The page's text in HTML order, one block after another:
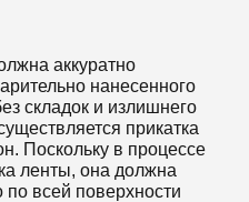
аккуратно
нанесенного
складок и излишнего
прикатка
Поскольку в процессе
ленты, она должна
всей поверхности